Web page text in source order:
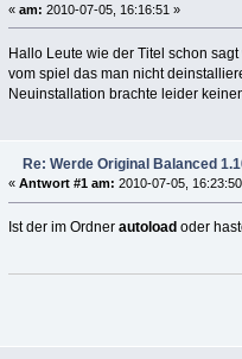
« am: 2010-07-05, 16:16:51 »
Hallo Leute wie der Titel schon
vom spiel das man nicht
Neuinstallation brachte leider
Re: Werde Original Balanced
« Antwort #1 am: 2010-07-05,
Ist der im Ordner autoload oder